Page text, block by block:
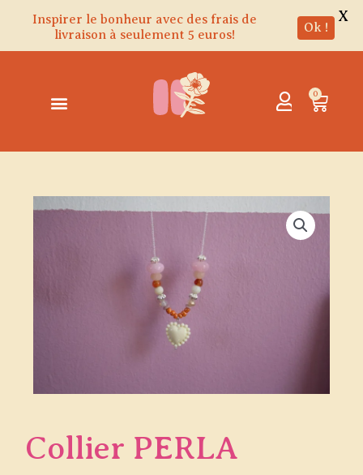
0
Collier PERLA
Inspirer le bonheur avec des frais de
livraison à seulement 5 euros!
Ok !
X